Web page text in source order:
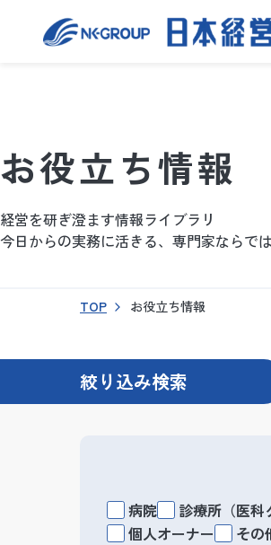
お役立ち情報
経営を研ぎ澄ます情報ライブラリ
今日からの実務に活きる、専門家ならで
TOP お役立ち情報
絞り込み検索
病院 診療所（医科
個人オーナー
その